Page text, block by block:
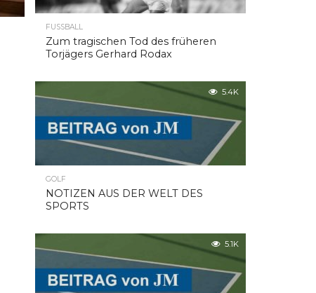
FUSSBALL
Zum tragischen Tod des früheren
Torjägers Gerhard Rodax
5.4K
GOLF
NOTIZEN AUS DER WELT DES
SPORTS
5.1K